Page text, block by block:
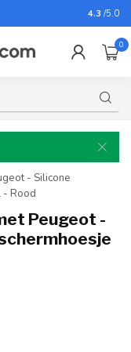
Voor
4.3 /5.0
0
- Silicone
Rood
Peugeot -